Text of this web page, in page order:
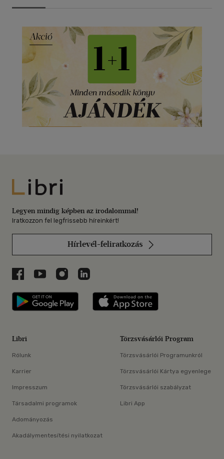
Libri
Legyen mindig képben az irodalommal!
Iratkozzon fel legfrissebb híreinkért!
Hírlevél-feliratkozás
Libri a Facebookon
Libri a Youtube-on
Libri az Instagramon
Libri a LinkedInen
Libri applikáció Szerezd meg: Google
Libri
Rólunk
Karrier
Impresszum
Társadalmi programok
Adományozás
Akadálymentesítési nyilatkozat
Törzsvásárlói Program
Törzsvásárlói Programunkról
Törzsvásárlói Kártya egyenlege
Törzsvásárlói szabályzat
Libri App